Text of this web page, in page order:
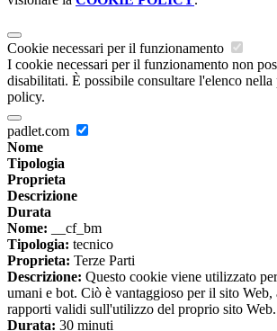
Cookie necessari per il funzionamento
I cookie necessari per il funzionamento non
disabilitati. È possibile consultare l'elenco
policy.
padlet.com
Nome
Tipologia
Proprieta
Descrizione
Durata
Nome: __cf_bm
Tipologia: tecnico
Proprieta: Terze Parti
Descrizione: Questo cookie viene utilizzato
umani e bot. Ciò è vantaggioso per il sito
rapporti validi sull'utilizzo del proprio sito Web.
Durata: 30 minuti